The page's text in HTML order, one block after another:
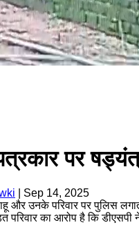
पर
Sep 14, 2025
उनके परिवार पर पुलिस
परिवार का आरोप है कि